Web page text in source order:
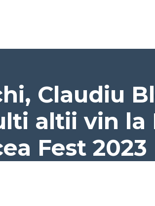
Claudiu
altii vin la
Fest 2023